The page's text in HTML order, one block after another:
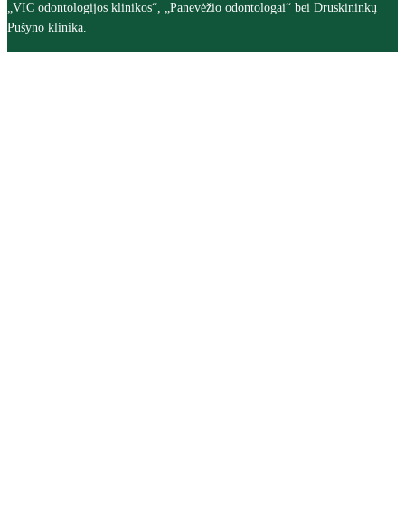
„VIC odontologijos klinikos“, „Panevėžio odontologai“ bei Druskininkų
Pušyno klinika.